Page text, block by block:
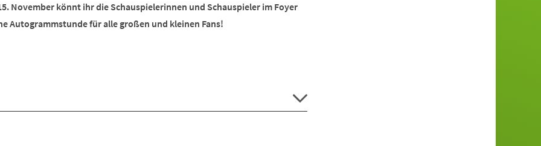
November könnt ihr die Schauspielerinnen und Schauspieler im Foyer
Autogrammstunde für alle großen und kleinen Fans!